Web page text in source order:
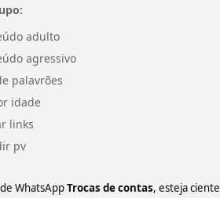
adulto
agressivo
palavrões
idade
links
pv
WhatsAppTrocas de contas, esteja